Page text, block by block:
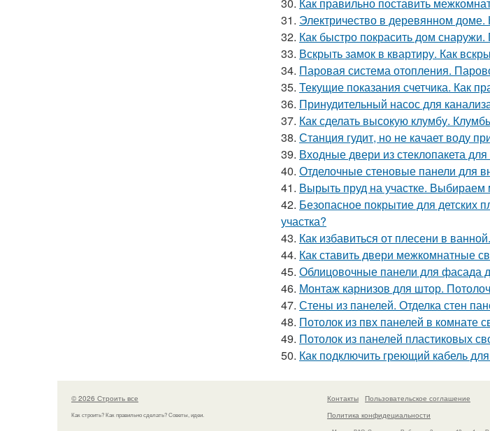
31. Электричество в деревянном доме.
32. Как быстро покрасить дом
33. Вскрыть замок в квартиру. Как
34. Паровая система отопления.
35. Текущие показания счетчика. Как
36. Принудительный насос для
37. Как сделать высокую клумбу.
38. Станция гудит, но не качает воду
39. Входные двери из стеклопакета
40. Отделочные стеновые панели для
41. Вырыть пруд на участке.
42. Безопасное покрытие для детских
участка?
43. Как избавиться от плесени в
44. Как ставить двери межкомнатные
45. Облицовочные панели для фасада
46. Монтаж карнизов для штор.
47. Стены из панелей. Отделка стен
48. Потолок из пвх панелей в комнате
49. Потолок из панелей пластиковых
50. Как подключить греющий кабель
© 2026 Строить все
Как строить? Как правильно сделать? Советы, идеи.
Контакты
Пользовательское соглашение
Политика конфидециальности